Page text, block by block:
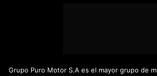
Grupo Puro Motor S.A es el mayor grupo de